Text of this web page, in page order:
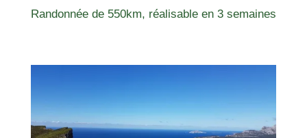
Randonnée de 550km, réalisable en 3 semaines